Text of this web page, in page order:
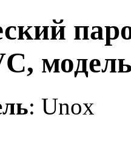
: Unox